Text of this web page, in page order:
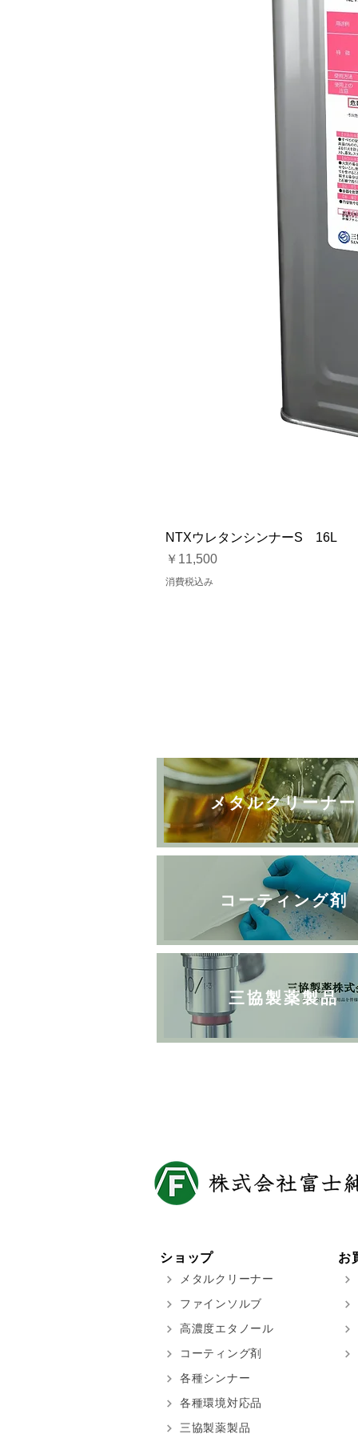
NTXウレタンシンナーS 16L
価格
￥11,500
消費税込み
メタルクリーナー
コーティング剤
三協製薬製品
ショップ
メタルクリーナー
ファインソルブ
高濃度エタノール
コーティング剤
各種シンナー
各種環境対応品
三協製薬製品
お